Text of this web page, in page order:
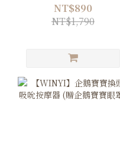
NT$890
NT$1,790